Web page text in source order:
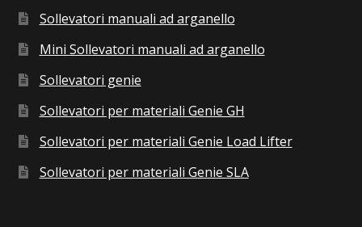
Sollevatori manuali ad arganello
Mini Sollevatori manuali ad arganello
Sollevatori genie
Sollevatori per materiali Genie GH
Sollevatori per materiali Genie Load Lifter
Sollevatori per materiali Genie SLA